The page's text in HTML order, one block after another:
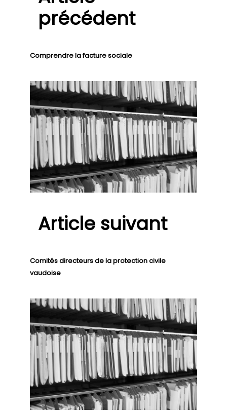
précédent
Comprendre la facture sociale
Article suivant
Comités directeurs de la protection civile
vaudoise